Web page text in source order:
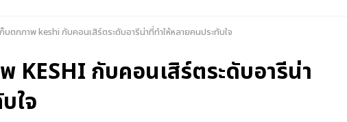
บตกภาพ keshi กับคอนเสิร์ตระดับอารีน่าที่ทำให้หลายคนประทับใจ
KESHI กับคอนเสิร์ตระดับอารีน่า
ใจ